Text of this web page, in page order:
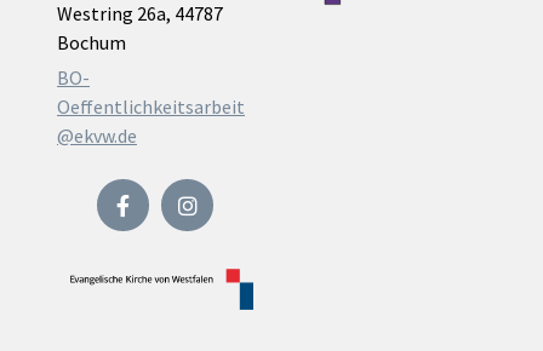
Westring 26a, 44787
Bochum
BO-
Oeffentlichkeitsarbeit
@ekvw.de